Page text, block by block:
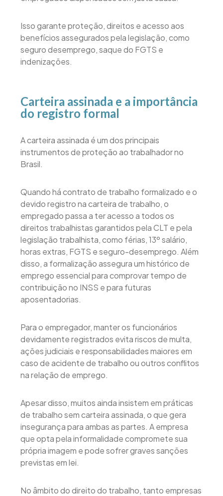
Isso garante proteção, direitos e acesso aos
benefícios assegurados pela legislação, como
seguro desemprego, saque do FGTS e
indenizações.
Carteira assinada e a importância
do registro formal
A carteira assinada é um dos principais
instrumentos de proteção ao trabalhador no
Brasil.
Quando há contrato de trabalho formalizado e o
devido registro na carteira de trabalho, o
empregado passa a ter acesso a todos os
direitos trabalhistas garantidos pela CLT e pela
legislação trabalhista, como férias, 13º salário,
horas extras, FGTS e seguro-desemprego. Além
disso, a formalização assegura um histórico de
emprego essencial para comprovar tempo de
contribuição no INSS e para futuras
aposentadorias.
Para o empregador, manter os funcionários
devidamente registrados evita riscos de multa,
ações judiciais e responsabilidades maiores em
caso de acidente de trabalho ou outros conflitos
na relação de emprego.
Apesar disso, muitos ainda insistem em práticas
de trabalho sem carteira assinada, o que gera
insegurança para ambas as partes. A empresa
que opta pela informalidade compromete sua
própria imagem e pode sofrer graves sanções
previstas em lei.
No âmbito do direito do trabalho, tanto empresas